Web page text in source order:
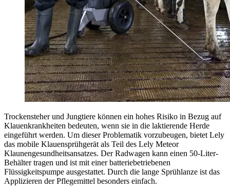
Trockensteher und Jungtiere können ein hohes Risiko in Bezug auf
Klauenkrankheiten bedeuten, wenn sie in die laktierende Herde
eingeführt werden. Um dieser Problematik vorzubeugen, bietet Lely
das mobile Klauensprühgerät als Teil des Lely Meteor
Klaunengesundheitsansatzes. Der Radwagen kann einen 50-Liter-
Behälter tragen und ist mit einer batteriebetriebenen
Flüssigkeitspumpe ausgestattet. Durch die lange Sprühlanze ist das
Applizieren der Pflegemittel besonders einfach.